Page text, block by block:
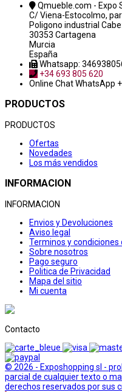
Qmueble.com - Expo
C/ Viena-Estocolmo,
Poligono industrial
30353 Cartagena
Murcia
España
Whatsapp:
+34 693 805 620
Online ChatWhatsApp
PRODUCTOS
PRODUCTOS
Ofertas
Novedades
Los más vendidos
INFORMACION
INFORMACION
Envios y Devoluciones
Aviso legal
Terminos y condiciones
Sobre nosotros
Pago seguro
Politica de Privacidad
Mapa del sitio
Mi cuenta
Contacto
© 2026 - Exposhopping sl -
parcial de cualquier texto o
derechos reservados por sus